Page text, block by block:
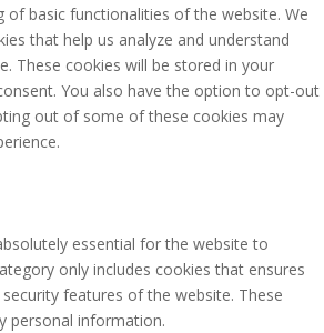
of basic functionalities of the website. We
that help us analyze and understand
These cookies will be stored in your
You also have the option to opt-out
out of some of these cookies may
essential for the website to
only includes cookies that ensures
features of the website. These
personal information.